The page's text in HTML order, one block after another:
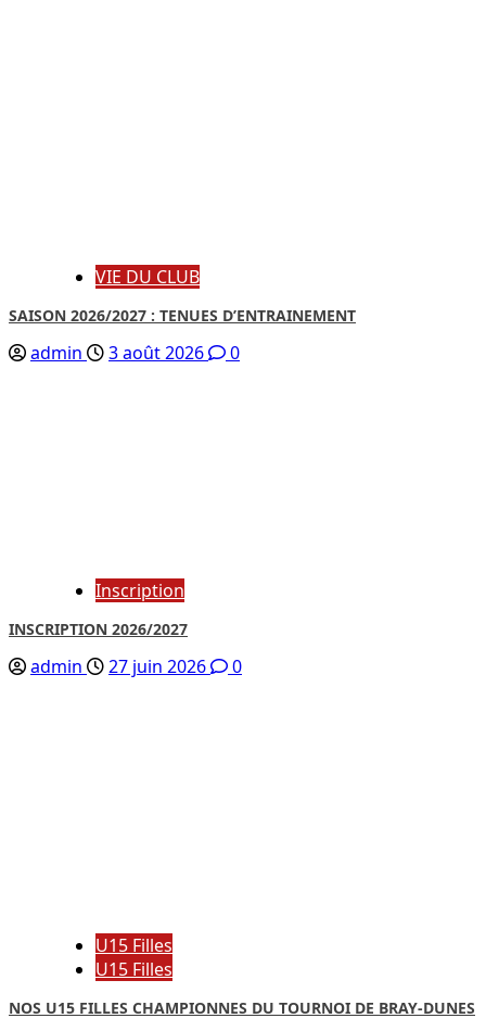
VIE DU CLUB
SAISON 2026/2027 : TENUES D’ENTRAINEMENT
admin 3 août 2026 0
Inscription
INSCRIPTION 2026/2027
admin 27 juin 2026 0
U15 Filles
U15 Filles
NOS U15 FILLES CHAMPIONNES DU TOURNOI DE BRAY-DUNES